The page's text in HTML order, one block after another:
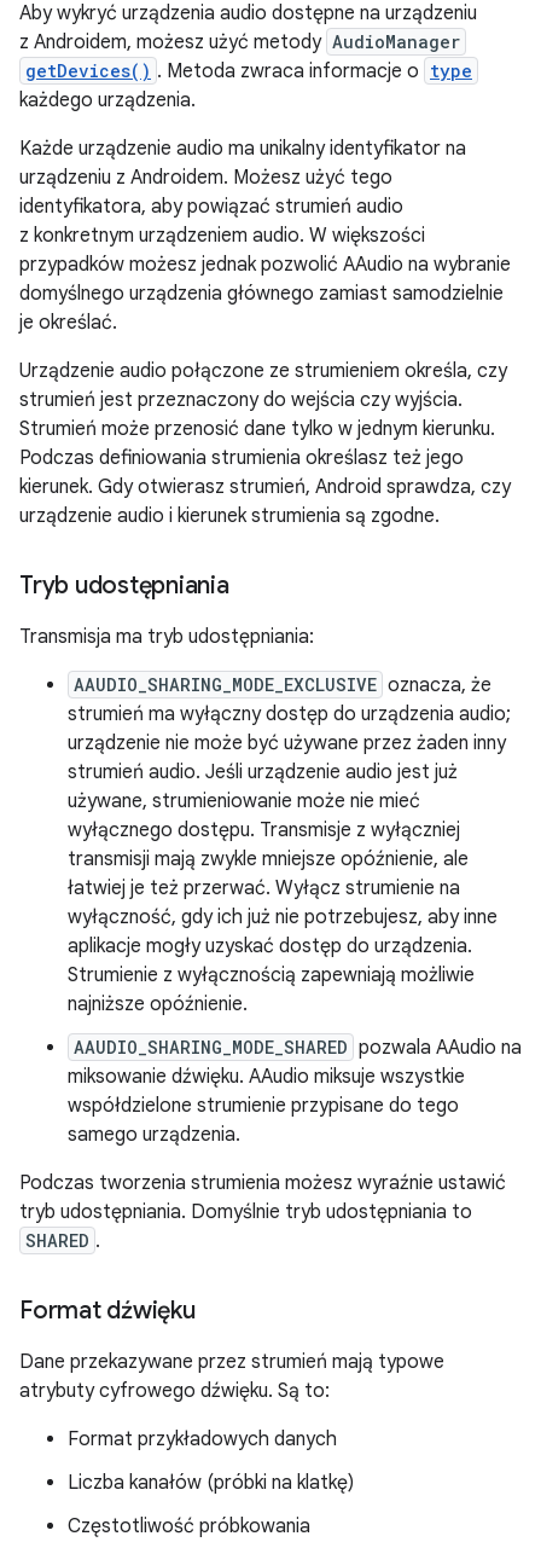
Aby wykryć urządzenia audio dostępne na urządzeniu
z Androidem, możesz użyć metody AudioManager
getDevices() . Metoda zwraca informacje o type
każdego urządzenia.
Każde urządzenie audio ma unikalny identyfikator na
urządzeniu z Androidem. Możesz użyć tego
identyfikatora, aby powiązać strumień audio
z konkretnym urządzeniem audio. W większości
przypadków możesz jednak pozwolić AAudio na wybranie
domyślnego urządzenia głównego zamiast samodzielnie
je określać.
Urządzenie audio połączone ze strumieniem określa, czy
strumień jest przeznaczony do wejścia czy wyjścia.
Strumień może przenosić dane tylko w jednym kierunku.
Podczas definiowania strumienia określasz też jego
kierunek. Gdy otwierasz strumień, Android sprawdza, czy
urządzenie audio i kierunek strumienia są zgodne.
Tryb udostępniania
Transmisja ma tryb udostępniania:
AAUDIO_SHARING_MODE_EXCLUSIVE oznacza, że
strumień ma wyłączny dostęp do urządzenia audio;
urządzenie nie może być używane przez żaden inny
strumień audio. Jeśli urządzenie audio jest już
używane, strumieniowanie może nie mieć
wyłącznego dostępu. Transmisje z wyłączniej
transmisji mają zwykle mniejsze opóźnienie, ale
łatwiej je też przerwać. Wyłącz strumienie na
wyłączność, gdy ich już nie potrzebujesz, aby inne
aplikacje mogły uzyskać dostęp do urządzenia.
Strumienie z wyłącznością zapewniają możliwie
najniższe opóźnienie.
AAUDIO_SHARING_MODE_SHARED pozwala AAudio na
miksowanie dźwięku. AAudio miksuje wszystkie
współdzielone strumienie przypisane do tego
samego urządzenia.
Podczas tworzenia strumienia możesz wyraźnie ustawić
tryb udostępniania. Domyślnie tryb udostępniania to
SHARED .
Format dźwięku
Dane przekazywane przez strumień mają typowe
atrybuty cyfrowego dźwięku. Są to:
Format przykładowych danych
Liczba kanałów (próbki na klatkę)
Częstotliwość próbkowania